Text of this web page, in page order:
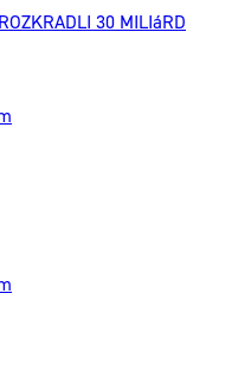
ROZKRADLI 30 MILIáRD